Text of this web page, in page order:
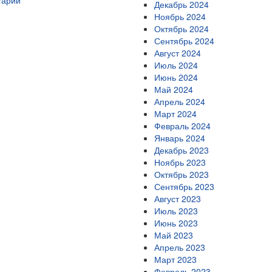
Декабрь 2024
Ноябрь 2024
Октябрь 2024
Сентябрь 2024
Август 2024
Июль 2024
Июнь 2024
Май 2024
Апрель 2024
Март 2024
Февраль 2024
Январь 2024
Декабрь 2023
Ноябрь 2023
Октябрь 2023
Сентябрь 2023
Август 2023
Июль 2023
Июнь 2023
Май 2023
Апрель 2023
Март 2023